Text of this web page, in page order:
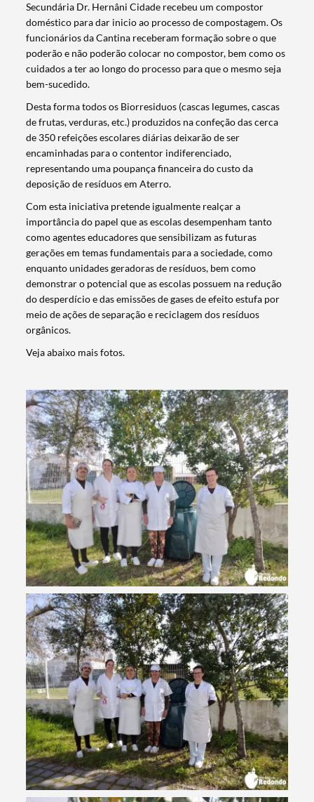
Termo de Pesquisa
Secundária Dr. Hernâni Cidade recebeu um compostor
doméstico para dar inicio ao processo de compostagem. Os
funcionários da Cantina receberam formação sobre o que
poderão e não poderão colocar no compostor, bem como os
cuidados a ter ao longo do processo para que o mesmo seja
bem-sucedido.
Desta forma todos os Biorresiduos (cascas legumes, cascas
de frutas, verduras, etc.) produzidos na confeção das cerca
de 350 refeições escolares diárias deixarão de ser
encaminhadas para o contentor indiferenciado,
representando uma poupança financeira do custo da
deposição de resíduos em Aterro.
Com esta iniciativa pretende igualmente realçar a
importância do papel que as escolas desempenham tanto
como agentes educadores que sensibilizam as futuras
gerações em temas fundamentais para a sociedade, como
enquanto unidades geradoras de resíduos, bem como
demonstrar o potencial que as escolas possuem na redução
do desperdício e das emissões de gases de efeito estufa por
meio de ações de separação e reciclagem dos resíduos
orgânicos.
Veja abaixo mais fotos.